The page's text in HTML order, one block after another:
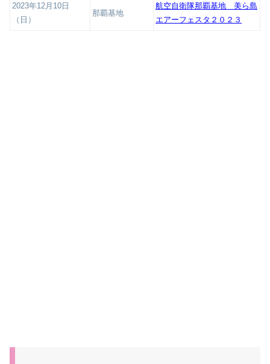
2023年12月10日
（日）
那覇基地
航空自衛隊那覇基地 美ら島
エアーフェスタ２０２３